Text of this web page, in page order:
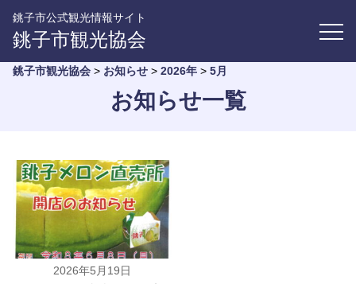
銚子市公式観光情報サイト
銚子市観光協会
銚子市観光協会 > お知らせ > 2026年 > 5月
お知らせ一覧
2026年5月19日